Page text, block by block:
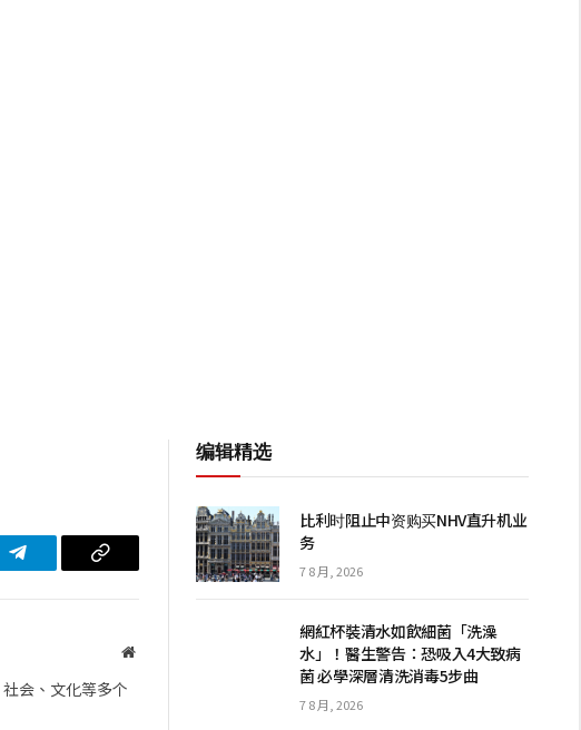
Telegram 复
网
会、文化等多个
编辑精选
比利时阻止中资购买NHV直升机业
务
7 8 月, 2026
網紅杯裝清水如飲細菌「洗澡
水」！醫生警告：恐吸入4大致病
菌 必學深層清洗消毒5步曲
7 8 月, 2026